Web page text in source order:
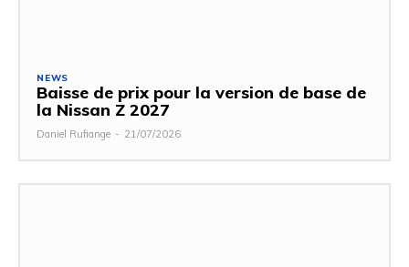
NEWS
Baisse de prix pour la version de base de
la Nissan Z 2027
Daniel Rufiange - 21/07/2026